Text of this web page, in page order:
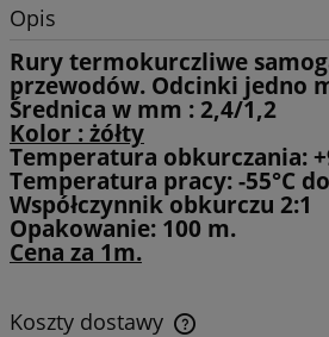
Opis
Rury termokurczliwe
przewodów. Odcinki jedno
Średnica w mm : 2,4/1,2
Kolor : żółty
Temperatura obkurczania:
Temperatura pracy: -55°C do
Współczynnik obkurczu 2:1
Opakowanie: 100 m.
Cena za 1m.
Koszty dostawy